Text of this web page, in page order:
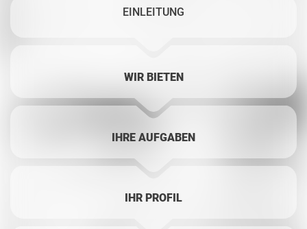
EINLEITUNG
WIR BIETEN
IHRE AUFGABEN
IHR PROFIL